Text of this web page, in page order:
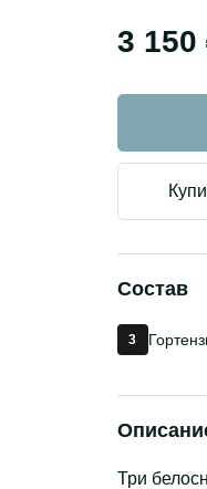
3 150
Состав
3
Три